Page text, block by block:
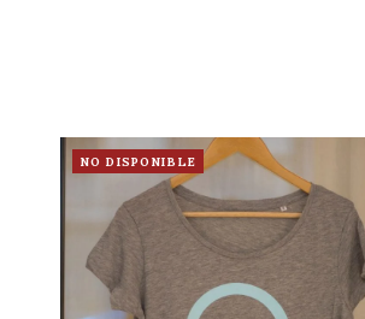
NO DISPONIBLE